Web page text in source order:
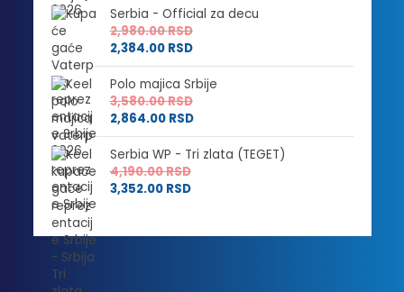
Serbia - Official za decu
2,980.00RSD
2,384.00 RSD
Polo majica Srbije
3,580.00RSD
2,864.00 RSD
Serbia WP - Tri zlata (TEGET)
4,190.00RSD
3,352.00 RSD